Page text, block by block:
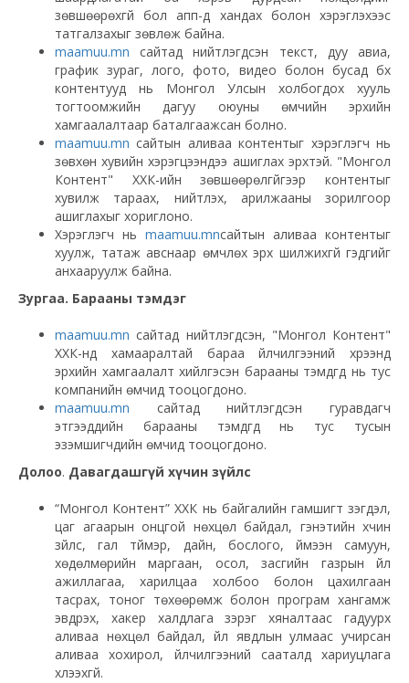
зөвшөөрөхгүй бол апп-д хандах болон хэрэглэхээс
татгалзахыг зөвлөж байна.
maamuu.mn сайтад нийтлэгдсэн текст, дуу авиа,
график зураг, лого, фото, видео болон бусад бүх
контентууд нь Монгол Улсын холбогдох хууль
тогтоомжийн дагуу оюуны өмчийн эрхийн
хамгаалалтаар баталгаажсан болно.
maamuu.mn сайтын аливаа контентыг хэрэглэгч нь
зөвхөн хувийн хэрэгцээндээ ашиглах эрхтэй. "Монгол
Контент" ХХК-ийн зөвшөөрөлгүйгээр контентыг
хувилж тараах, нийтлэх, арилжааны зорилгоор
ашиглахыг хориглоно.
Хэрэглэгч нь maamuu.mnсайтын аливаа контентыг
хуулж, татаж авснаар өмчлөх эрх шилжихгүй гэдгийг
анхааруулж байна.
Зургаа. Барааны тэмдэг
maamuu.mn сайтад нийтлэгдсэн, "Монгол Контент"
ХХК-нд хамааралтай бараа үйлчилгээний хүрээнд
эрхийн хамгаалалт хийлгэсэн барааны тэмдгүүд нь тус
компанийн өмчид тооцогдоно.
maamuu.mn сайтад нийтлэгдсэн гуравдагч
этгээдүүдийн барааны тэмдгүүд нь тус тусын
эзэмшигчдийн өмчид тооцогдоно.
Долоо. Давагдашгүй хүчин зүйлс
“Монгол Контент” ХХК нь байгалийн гамшигт үзэгдэл,
цаг агаарын онцгой нөхцөл байдал, гэнэтийн хүчин
зүйлс, гал түймэр, дайн, бослого, үймээн самуун,
хөдөлмөрийн маргаан, осол, засгийн газрын үйл
ажиллагаа, харилцаа холбоо болон цахилгаан
тасрах, тоног төхөөрөмж болон програм хангамж
эвдрэх, хакер халдлага зэрэг хяналтаас гадуурх
аливаа нөхцөл байдал, үйл явдлын улмаас учирсан
аливаа хохирол, үйлчилгээний сааталд хариуцлага
хүлээхгүй.